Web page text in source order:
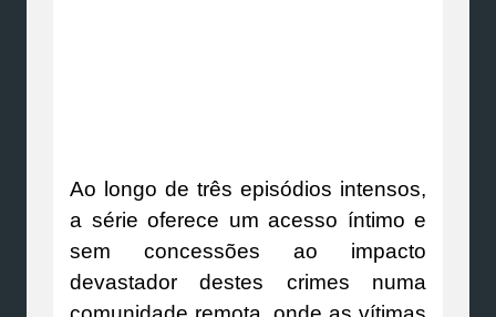
Ao longo de três episódios intensos,
a série oferece um acesso íntimo e
sem concessões ao impacto
devastador destes crimes numa